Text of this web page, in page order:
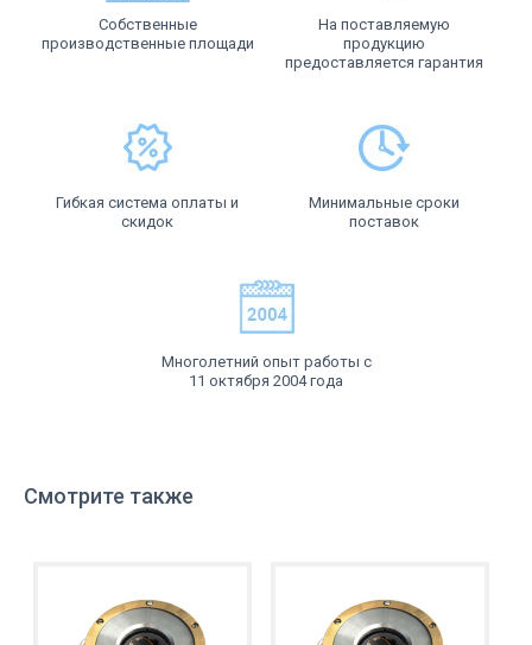
Собственные
производственные площади
На поставляемую
продукцию
предоставляется гарантия
Гибкая система оплаты и
скидок
Минимальные сроки
поставок
Многолетний опыт работы с
11 октября 2004 года
Смотрите также